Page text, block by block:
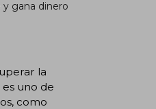
gana dinero
la
uno de
como